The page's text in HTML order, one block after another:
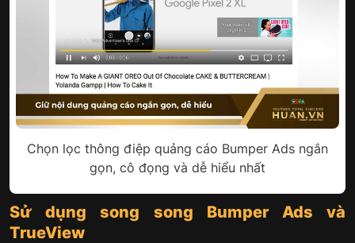
Chọn lọc thông điệp quảng cáo Bumper Ads ngắn
gọn, cô đọng và dễ hiểu nhất
Sử dụng song song Bumper Ads và
TrueView